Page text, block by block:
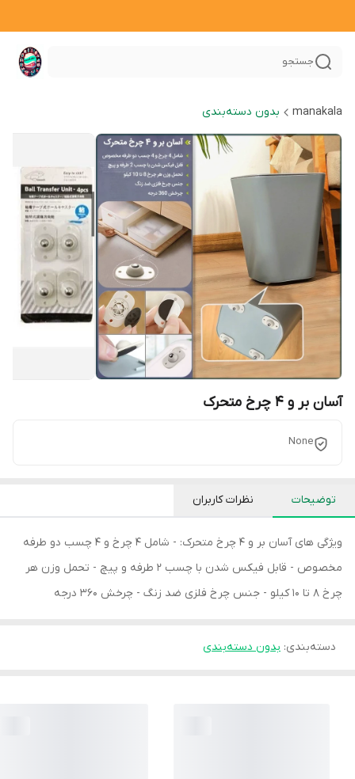
جستجو
manakala بدون دسته‌بندی
آسان بر و 4 چرخ متحرک
None
توضیحات نظرات کاربران
ویژگی های آسان بر و 4 چرخ متحرک: - شامل 4 چرخ و 4 چسب دو طرفه
مخصوص - قابل فیکس شدن با چسب 2 طرفه و پیچ - تحمل وزن هر
چرخ 8 تا 10 کیلو - جنس چرخ فلزی ضد زنگ - چرخش 360 درجه
دسته‌بندی: بدون دسته‌بندی